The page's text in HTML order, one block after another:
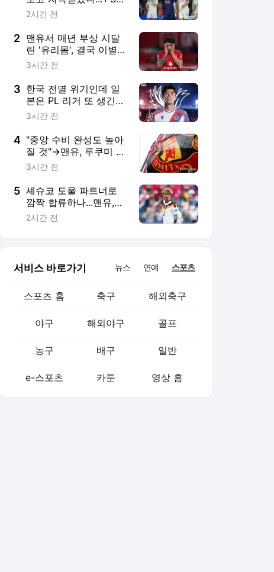
초신성' 음바예도 이적
2시간 전
2 맨유서 매년 부상 시달
린 '유리몸', 결국 이별
수순 밟나..."리산드로,
토"
3시간 전
3 한국 전멸 위기인데 일
본은 PL 리거 또 생긴
다...토미야스, 아스널서
스행 임박
3시간 전
4 "중앙 수비 완성도 높아
질 것"→맨유, 루쿠미 영
입설 급부상 "선수도 프
3시간 전
5 셰슈코 도울 파트너로
깜짝 합류하나...맨유,
'獨 국대' 볼테마데 눈독
2시간 전
서비스 바로가기 뉴스 연예 스포츠
스포츠 홈 축구 해외축구
야구 해외야구 골프
농구 배구 일반
e-스포츠 카툰 영상 홈